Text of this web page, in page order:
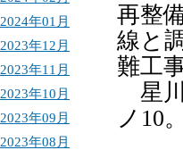
2024年01月
2023年12月
2023年11月
2023年10月
2023年09月
2023年08月
再整
線と
難工
星川
ノ10。